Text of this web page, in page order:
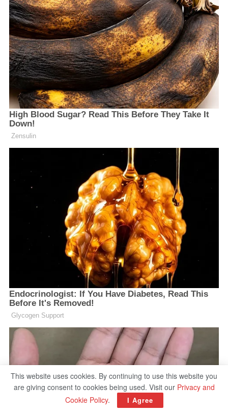
This website uses cookies. By continuing to use this website you
are giving consent to cookies being used. Visit our Privacy and
Cookie Policy. I Agree